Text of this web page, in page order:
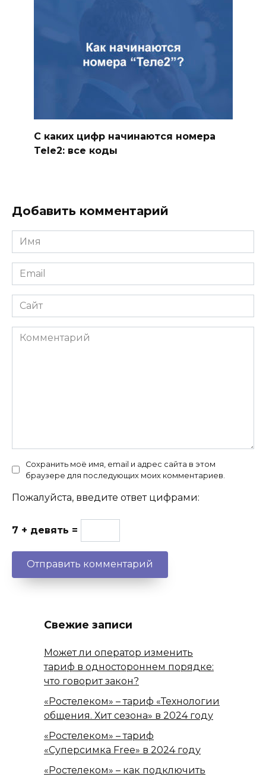
С каких цифр начинаются номера
Tele2: все коды
Добавить комментарий
Имя
*
Email
*
Сайт
Комментарий
Сохранить моё имя, email и адрес сайта в этом
браузере для последующих моих комментариев.
Пожалуйста, введите ответ цифрами:
7 + девять =
Свежие записи
Может ли оператор изменить
тариф в одностороннем порядке:
что говорит закон?
«Ростелеком» – тариф «Технологии
общения. Хит сезона» в 2024 году
«Ростелеком» – тариф
«Суперсимка Free» в 2024 году
«Ростелеком» – как подключить